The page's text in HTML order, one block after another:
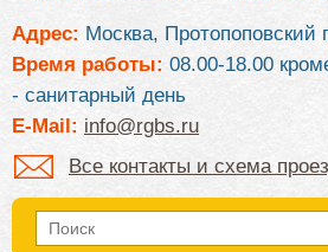
Адрес: Москва, Протопоповский
Время работы: 08.00-18.00
- санитарный день
E-Mail: info@rgbs.ru
Все контакты и схема